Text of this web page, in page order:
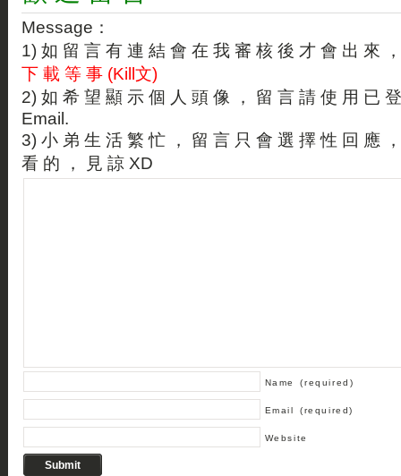
Message：
1) 如 留 言 有 連 結 會 在 我 審 核 後 才 會 出 來
下 載 等 事 (Kill文)
2) 如 希 望 顯 示 個 人 頭 像 ， 留 言 請 使 用 已
Email.
3) 小 弟 生 活 繁 忙 ， 留 言 只 會 選 擇 性 回 應
看 的 ， 見 諒 XD
Name (required)
Email (required)
Website